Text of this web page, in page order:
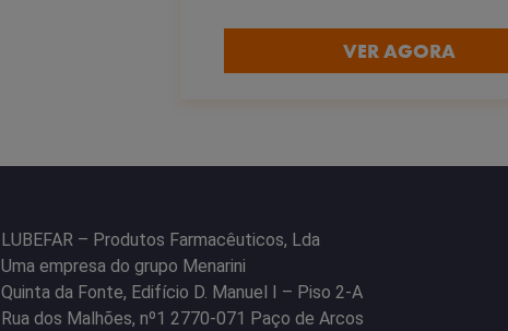
VER AGORA
LUBEFAR – Produtos Farmacêuticos, Lda
Uma empresa do grupo Menarini
Quinta da Fonte, Edifício D. Manuel I – Piso 2-A
Rua dos Malhões, nº1 2770-071 Paço de Arcos